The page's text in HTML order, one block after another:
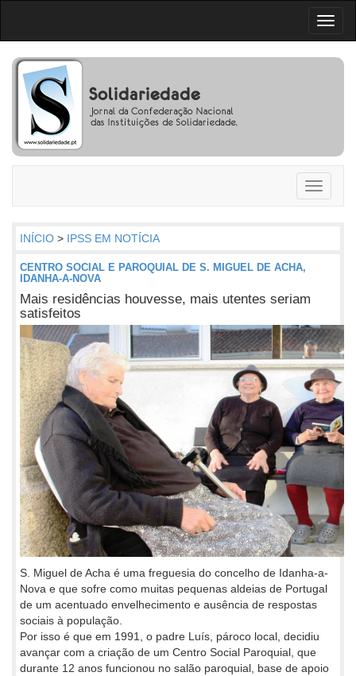
Toggle
INÍCIO > IPSS EM NOTÍCIA
CENTRO SOCIAL E PAROQUIAL DE S. MIGUEL DE ACHA,
IDANHA-A-NOVA
Mais residências houvesse, mais utentes seriam
satisfeitos
S. Miguel de Acha é uma freguesia do concelho de Idanha-a-
Nova e que sofre como muitas pequenas aldeias de Portugal
de um acentuado envelhecimento e ausência de respostas
sociais à população.
Por isso é que em 1991, o padre Luís, pároco local, decidiu
avançar com a criação de um Centro Social Paroquial, que
durante 12 anos funcionou no salão paroquial, base de apoio